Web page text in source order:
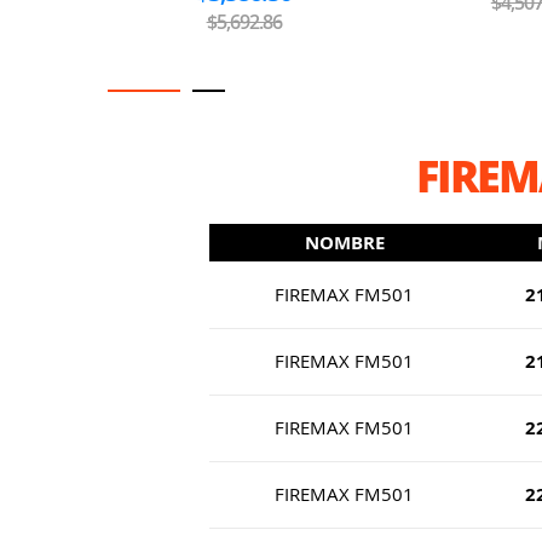
NOMBRE
FIREMAX FM501
FIREMAX FM501
FIREMAX FM501
FIREMAX FM501